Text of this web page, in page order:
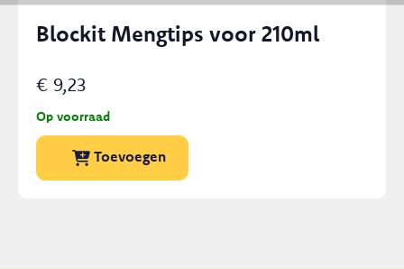
Blockit Mengtips voor 210ml
€ 9,23
Op voorraad
Toevoegen
Dit
product